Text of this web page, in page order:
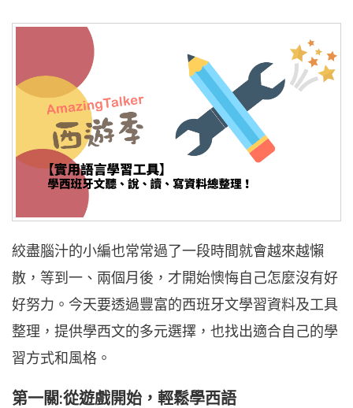
絞盡腦汁的小編也常常過了一段時間就會越來越懶
散，等到一、兩個月後，才開始懊悔自己怎麼沒有好
好努力。今天要透過豐富的西班牙文學習資料及工具
整理，提供學西文的多元選擇，也找出適合自己的學
習方式和風格。
第一關:從遊戲開始，輕鬆學西語